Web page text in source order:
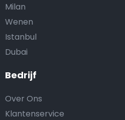
Bedrijf
Over Ons
Klantenservice
Milan
Wenen
Istanbul
Dubai